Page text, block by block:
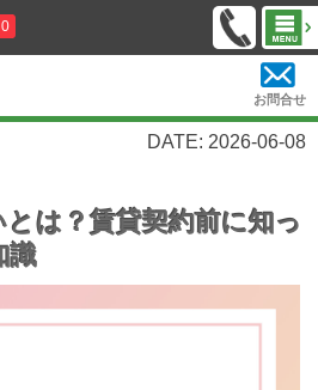
0
お問合せ
DATE: 2026-06-08
は？賃貸契約前に知っ
識